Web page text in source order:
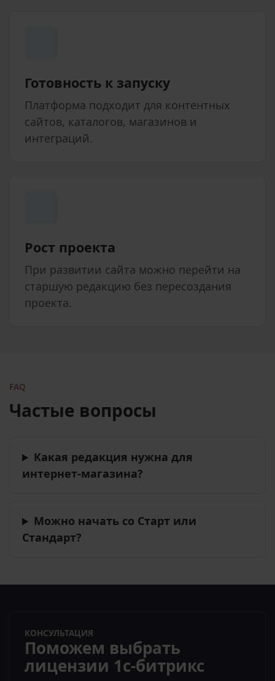
Готовность к запуску
Платформа подходит для контентных
сайтов, каталогов, магазинов и
интеграций.
Рост проекта
При развитии сайта можно перейти на
старшую редакцию без пересоздания
проекта.
FAQ
Частые вопросы
Какая редакция нужна для
интернет-магазина?
Можно начать со Старт или
Стандарт?
КОНСУЛЬТАЦИЯ
Поможем выбрать
лицензии 1с-битрикс